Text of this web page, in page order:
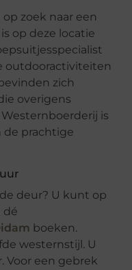
zoek naar een
op deze locatie
outdooractiviteiten
zich
overigens
is
de prachtige
deur? U kunt op
dé
boeken.
westernstijl. U
Voor een gebrek